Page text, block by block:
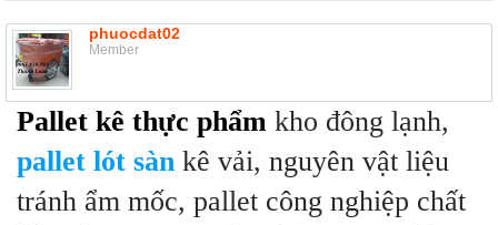
phuocdat02
Member
Pallet kê thực phẩm kho đông lạnh,
pallet lót sàn kê vải, nguyên vật liệu
tránh ẩm mốc, pallet công nghiệp chất